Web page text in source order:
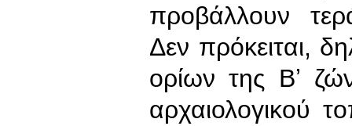
προβάλλουν
Δεν πρόκειται,
ορίων της Βʼ
αρχαιολογικού